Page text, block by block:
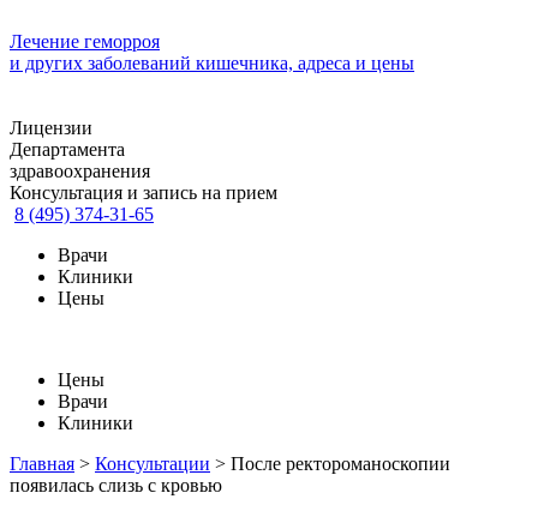
Лечение геморроя
и других заболеваний кишечника, адреса и цены
Лицензии
Департамента
здравоохранения
Консультация и запись на прием
8 (495) 374-31-65
Врачи
Клиники
Цены
Цены
Врачи
Клиники
Главная > Консультации > После ректороманоскопии
появилась слизь с кровью